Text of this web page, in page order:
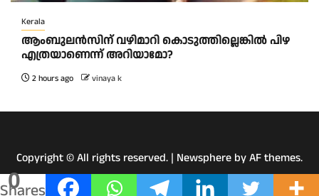
0
Shares
Kerala
ആംബുലന്‍സിന് വഴിമാറി കൊടുത്തില്ലെങ്കില്‍ പിഴ
എത്രയാണെന്ന് അറിയാമോ?
2 hours ago vinaya k
Copyright © All rights reserved. | Newsphere by AF themes.